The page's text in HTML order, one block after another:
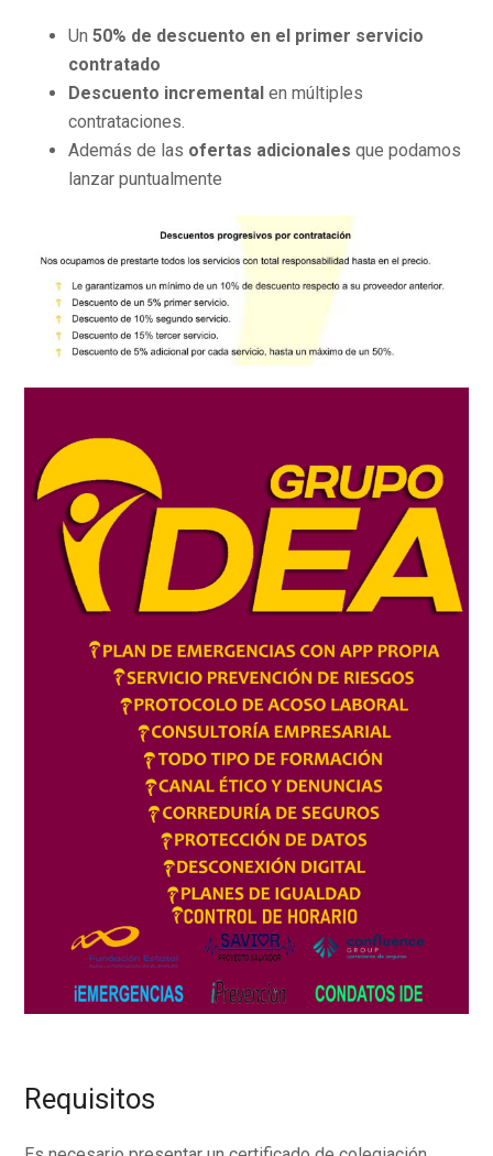
Un50% de descuento en el primer servicio
contratado
Descuento incremental en múltiples
contrataciones.
Además de las ofertas adicionales que podamos
lanzar puntualmente
Requisitos